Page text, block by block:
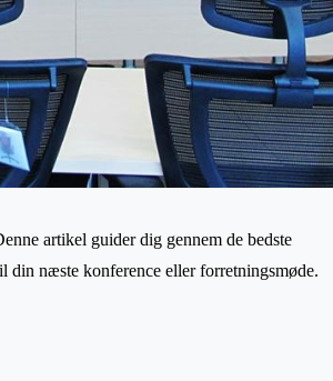
artikel guider dig gennem de bedste
din næste konference eller forretningsmøde.